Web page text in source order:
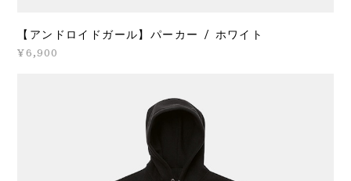
【アンドロイドガール】パーカー / ホワイト
¥6,900